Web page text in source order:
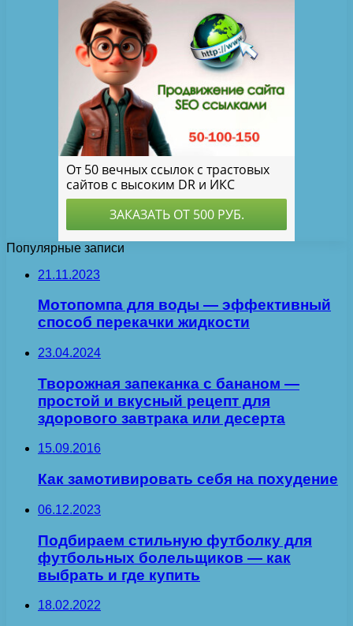
Популярные записи
21.11.2023
Мотопомпа для воды — эффективный
способ перекачки жидкости
23.04.2024
Творожная запеканка с бананом —
простой и вкусный рецепт для
здорового завтрака или десерта
15.09.2016
Как замотивировать себя на похудение
06.12.2023
Подбираем стильную футболку для
футбольных болельщиков — как
выбрать и где купить
18.02.2022